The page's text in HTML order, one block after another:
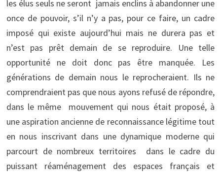
les élus seuls ne seront jamais enclins à abandonner une
once de pouvoir, s’il n’y a pas, pour ce faire, un cadre
imposé qui existe aujourd’hui mais ne durera pas et
n’est pas prêt demain de se reproduire. Une telle
opportunité ne doit donc pas être manquée. Les
générations de demain nous le reprocheraient. Ils ne
comprendraient pas que nous ayons refusé de répondre,
dans le même mouvement qui nous était proposé, à
une aspiration ancienne de reconnaissance légitime tout
en nous inscrivant dans une dynamique moderne qui
parcourt de nombreux territoires dans le cadre du
puissant réaménagement des espaces français et